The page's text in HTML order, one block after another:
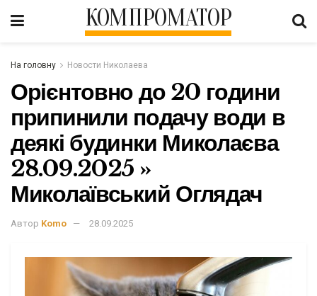
КОМПРОМАТОР
На головну Новости Николаева
Орієнтовно до 20 години
припинили подачу води в
деякі будинки Миколаєва
28.09.2025 »
Миколаївський Оглядач
Автор Komo 28.09.2025